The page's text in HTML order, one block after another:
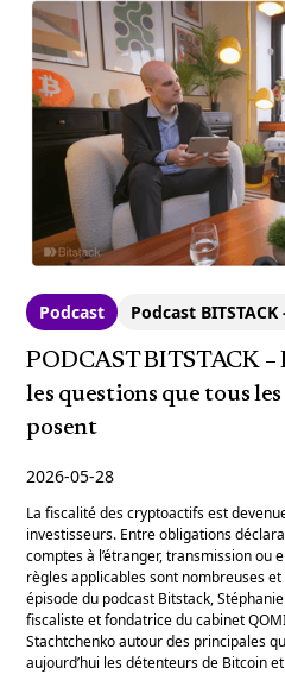
Podcast Podcast
PODCAST BITSTACK –
les questions que tous
posent
2026-05-28
La fiscalité des cryptoactifs est
investisseurs. Entre obligations
comptes à l’étranger, transmission ou
règles applicables sont nombreuses
épisode du podcast Bitstack,
fiscaliste et fondatrice du cabinet
Stachtchenko autour des principales
aujourd’hui les détenteurs de Bitcoin